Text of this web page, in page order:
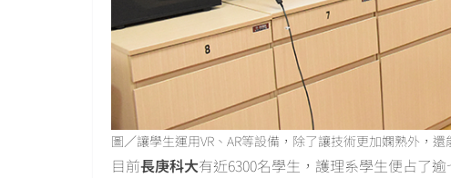
圖／讓學生運用VR、AR等設備，除了讓技術更加嫻熟外，
目前長庚科大有近6300名學生，護理系學生便占了